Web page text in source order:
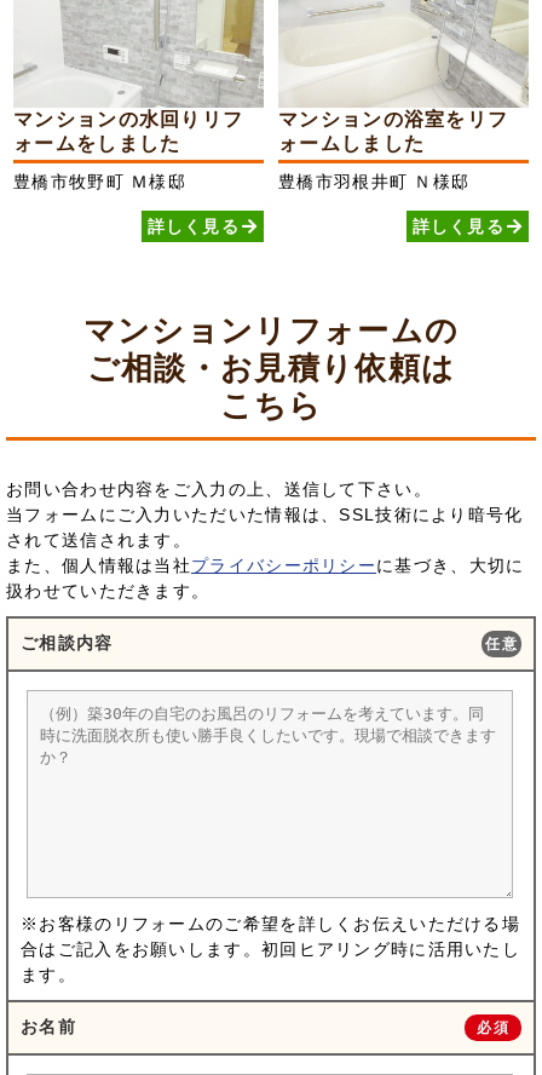
マンションの水回りリフ
ォームをしました
豊橋市牧野町 Ｍ様邸
詳しく見る
マンションの浴室をリフ
ォームしました
豊橋市羽根井町 Ｎ様邸
詳しく見る
マンションリフォームの
ご相談・お見積り依頼は
こちら
お問い合わせ内容をご入力の上、送信して下さい。
当フォームにご入力いただいた情報は、SSL技術により暗号化
されて送信されます。
また、個人情報は当社プライバシーポリシーに基づき、大切に
扱わせていただきます。
ご相談内容 任意
※お客様のリフォームのご希望を詳しくお伝えいただける場
合はご記入をお願いします。初回ヒアリング時に活用いたし
ます。
お名前 必須